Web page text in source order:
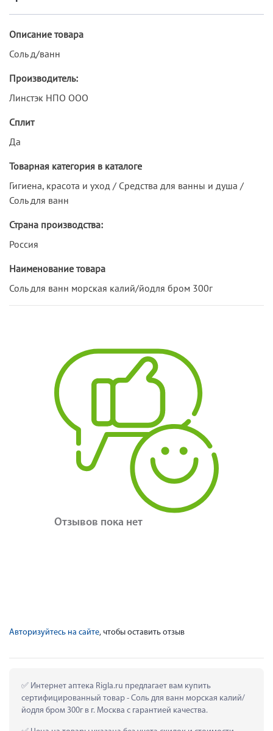
Описание товара
Соль д/ванн
Производитель:
Линстэк НПО ООО
Сплит
Да
Товарная категория в каталоге
Гигиена, красота и уход / Средства для ванны и душа /
Соль для ванн
Страна производства:
Россия
Наименование товара
Соль для ванн морская калий/йодля бром 300г
Отзывов пока нет
Авторизуйтесь на сайте, чтобы оставить отзыв
Интернет аптека Rigla.ru предлагает вам купить
сертифицированный товар - Соль для ванн морская калий/
йодля бром 300г в г. Москва с гарантией качества.